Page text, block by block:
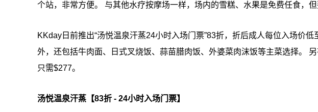
个站，非常方便。 与其他水疗按摩场一样，场内的雪糕、水果是免费任食，但
KKday日前推出“汤悦温泉汗蒸24小时入场门票”83折，折后成人每位入场价
外，还包括牛肉面、日式叉烧饭、蒜苗腊肉饭、外婆菜肉沫饭等主菜选择。
只需$277。
汤悦温泉汗蒸【83折 - 24小时入场门票】